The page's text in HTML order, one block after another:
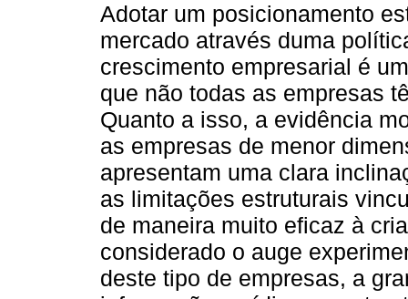
Adotar um posicionamento
mercado através duma
crescimento empresarial é
que não todas as empresas
Quanto a isso, a evidência
as empresas de menor
apresentam uma clara
as limitações estruturais
de maneira muito eficaz à
considerado o auge
deste tipo de empresas, a